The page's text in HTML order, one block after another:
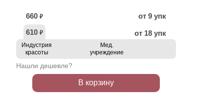
660 ₽
от 9 упк
610 ₽ от 18 упк
Индустрия
красоты
Мед.
учреждение
Нашли дешевле?
В корзину